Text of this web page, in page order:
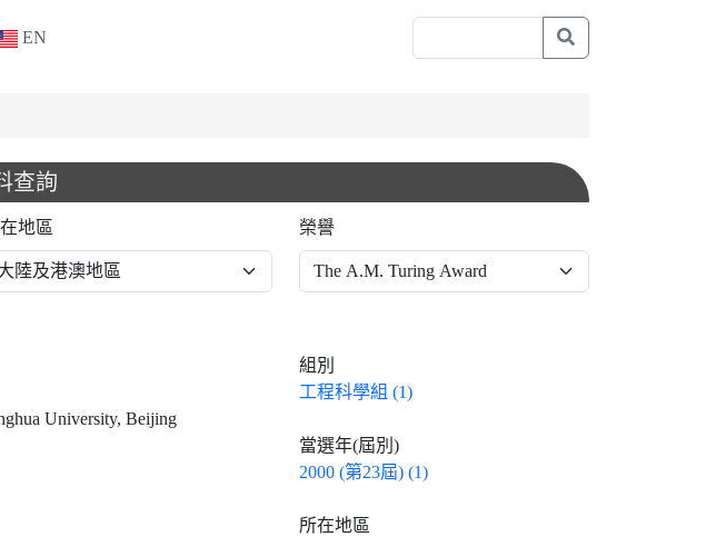
EN
查詢
地區 榮譽
University, Beijing
組別
工程科學組 (1)
當選年(屆別)
2000 (第23屆) (1)
所在地區